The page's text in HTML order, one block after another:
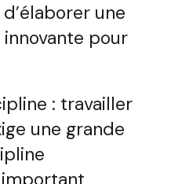
une
pour
: travailler
une grande